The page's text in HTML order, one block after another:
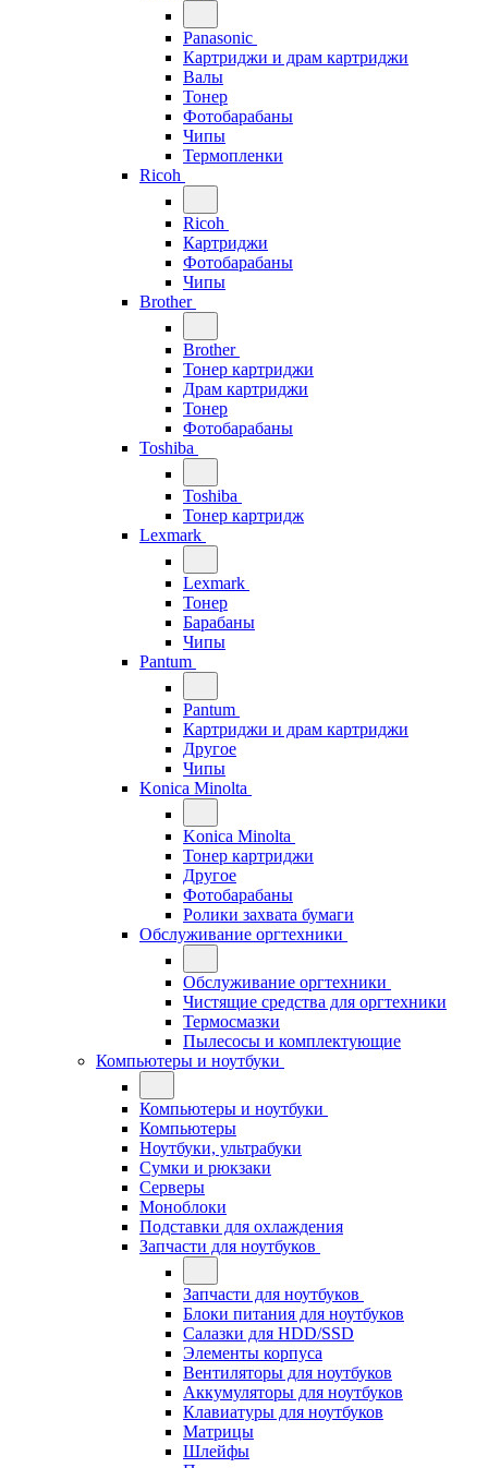
Panasonic
Картриджи и драм картриджи
Валы
Тонер
Фотобарабаны
Чипы
Термопленки
Ricoh
Ricoh
Картриджи
Фотобарабаны
Чипы
Brother
Brother
Тонер картриджи
Драм картриджи
Тонер
Фотобарабаны
Toshiba
Toshiba
Тонер картридж
Lexmark
Lexmark
Тонер
Барабаны
Чипы
Pantum
Pantum
Картриджи и драм картриджи
Другое
Чипы
Konica Minolta
Konica Minolta
Тонер картриджи
Другое
Фотобарабаны
Ролики захвата бумаги
Обслуживание оргтехники
Обслуживание оргтехники
Чистящие средства для оргтехники
Термосмазки
Пылесосы и комплектующие
Компьютеры и ноутбуки
Компьютеры и ноутбуки
Компьютеры
Ноутбуки, ультрабуки
Сумки и рюкзаки
Серверы
Моноблоки
Подставки для охлаждения
Запчасти для ноутбуков
Запчасти для ноутбуков
Блоки питания для ноутбуков
Салазки для HDD/SSD
Элементы корпуса
Вентиляторы для ноутбуков
Аккумуляторы для ноутбуков
Клавиатуры для ноутбуков
Матрицы
Шлейфы